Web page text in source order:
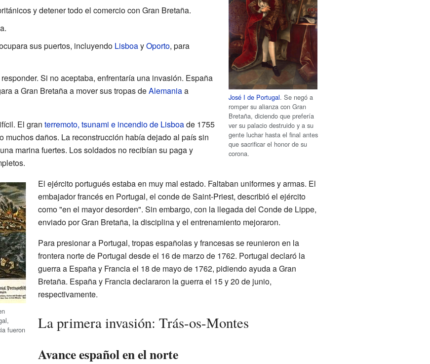
José I de Portugal. Se negó a
romper su alianza con Gran
Bretaña, diciendo que prefería
ver su palacio destruido y a su
gente luchar hasta el final antes
que sacrificar el honor de su
corona.
y detener todo el comercio con Gran Bretaña.
sus puertos, incluyendo LisboayOporto, para
Si no aceptaba, enfrentaría una invasión. España
a Gran Bretaña a mover sus tropas deAlemaniaa
El gran terremoto, tsunami e incendio de Lisboade 1755
muchos daños. La reconstrucción había dejado al país sin
marina fuertes. Los soldados no recibían su paga y
fueron
El ejército portugués estaba en muy mal estado. Faltaban uniformes y armas. El
embajador francés en Portugal, el conde de Saint-Priest, describió el ejército
como "en el mayor desorden". Sin embargo, con la llegada del Conde de Lippe,
enviado por Gran Bretaña, la disciplina y el entrenamiento mejoraron.
Para presionar a Portugal, tropas españolas y francesas se reunieron en la
frontera norte de Portugal desde el 16 de marzo de 1762. Portugal declaró la
guerra a España y Francia el 18 de mayo de 1762, pidiendo ayuda a Gran
Bretaña. España y Francia declararon la guerra el 15 y 20 de junio,
respectivamente.
La primera invasión: Trás-os-Montes
Avance español en el norte